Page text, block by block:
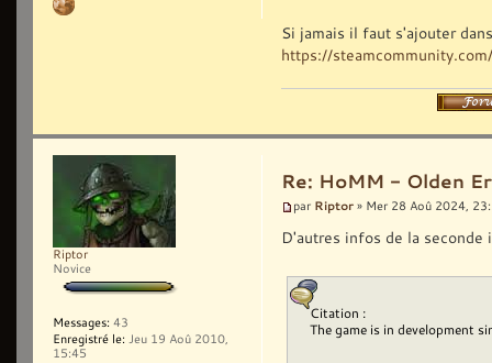
Si jamais il faut s'ajouter
https://
Re: HoMM - Olden
par Riptor » Mer 28 Aoû 2024,
D'autres infos de la seconde
Citation :
The game is in development
Riptor
Novice
Messages: 43
Enregistré le: Jeu 19 Aoû 2010,
15:45